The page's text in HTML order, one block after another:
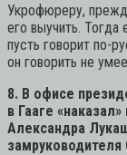
Укрофюреру,
его выучить.
пусть говорит по-
он говорить не
8. В офисе
в Гааге
Александра